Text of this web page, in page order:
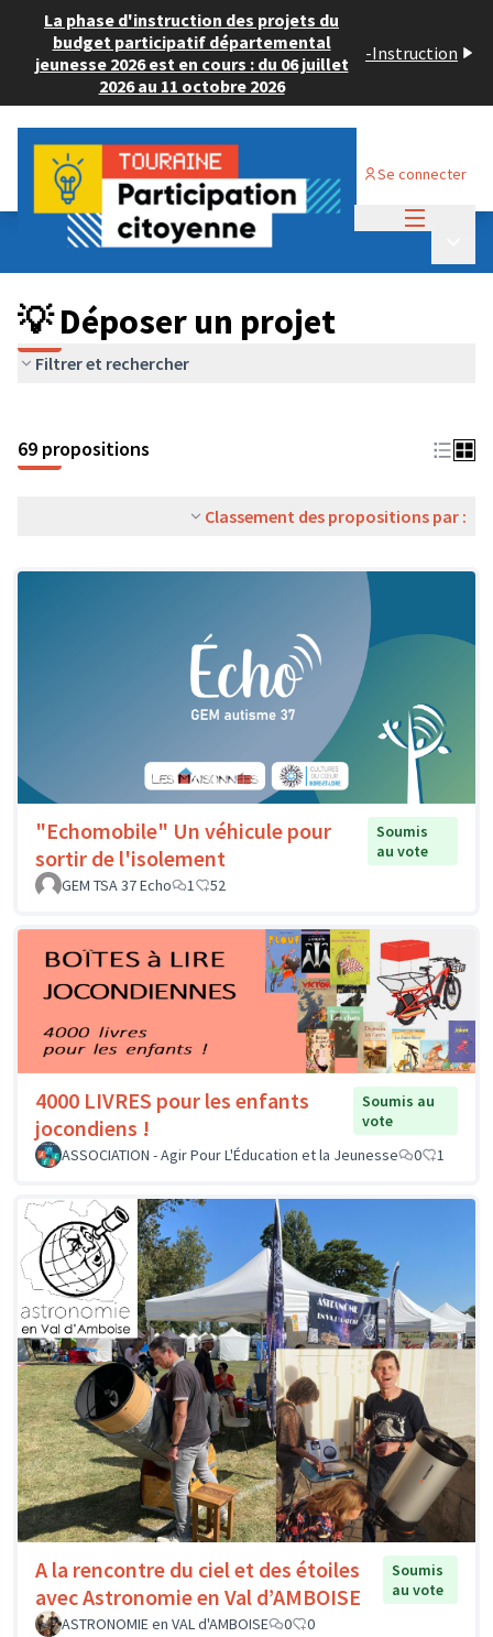
La phase d'instruction des projets du
budget participatif départemental
jeunesse 2026 est en cours : du 06 juillet
2026 au 11 octobre 2026
-Instruction
Se connecter
Budget Participatif ADULTE 2024
💡 Déposer un projet
💡 Déposer un projet
Filtrer et rechercher
69 propositions
Classement des propositions par :
"Echomobile" Un véhicule pour
sortir de l'isolement
Soumis
au vote
GEM TSA 37 Echo
1 52
4000 LIVRES pour les enfants
jocondiens !
Soumis au
vote
ASSOCIATION - Agir Pour L'Éducation et la Jeunesse
0 1
A la rencontre du ciel et des étoiles
avec Astronomie en Val d’AMBOISE
Soumis
au vote
ASTRONOMIE en VAL d'AMBOISE
0 0